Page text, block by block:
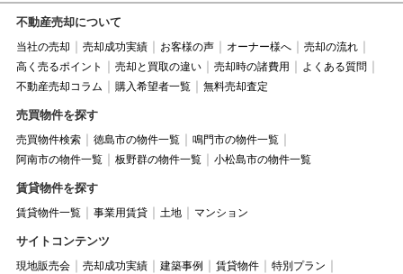
不動産売却について
当社の売却 売却成功実績 お客様の声 オーナー様へ
売却の流れ
高く売るポイント
売却と買取の違い 売却時の諸費用
よくある質問
不動産売却コラム
購入希望者一覧 無料売却査定
売買物件を探す
売買物件検索 徳島市の物件一覧
鳴門市の物件一覧
阿南市の物件一覧
板野群の物件一覧 小松島市の物件一覧
賃貸物件を探す
賃貸物件一覧 事業用賃貸 土地 マンション
サイトコンテンツ
現地販売会 売却成功実績 建築事例 賃貸物件
特別プラン